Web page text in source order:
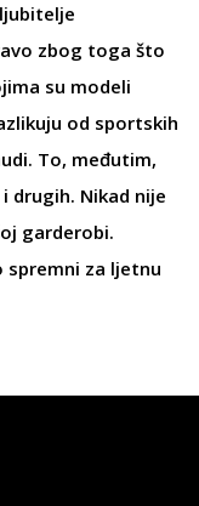
zbog toga što
su modeli
od sportskih
To, međutim,
drugih. Nikad nije
garderobi.
za ljetnu